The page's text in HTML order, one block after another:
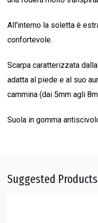
All'interno la soletta è
confortevole.
Scarpa caratterizzata dalla
adatta al piede e al suo
cammina (dai 5mm agli
Suola in gomma
Suggested Products